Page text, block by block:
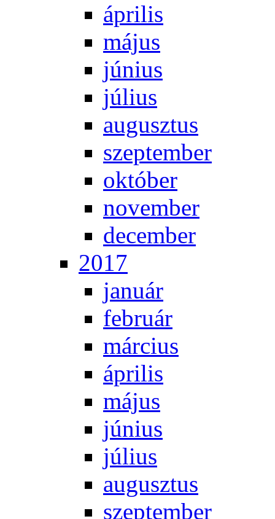
áp­ri­lis
má­jus
jú­ni­us
jú­li­us
au­gusz­tus
szep­tem­ber
ok­tó­ber
no­vem­ber
de­cem­ber
2017
ja­nu­ár
feb­ru­ár
már­ci­us
áp­ri­lis
má­jus
jú­ni­us
jú­li­us
au­gusz­tus
szep­tem­ber